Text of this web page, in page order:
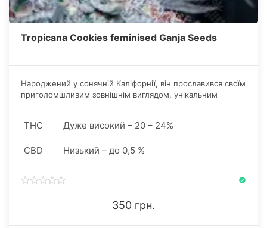
Tropicana Cookies feminised Ganja Seeds
Народжений у сонячній Каліфорнії, він прославився своїм
приголомшливим зовнішнім виглядом, унікальним
THC Дуже високий – 20 – 24%
CBD Низький – до 0,5 %
350 грн.